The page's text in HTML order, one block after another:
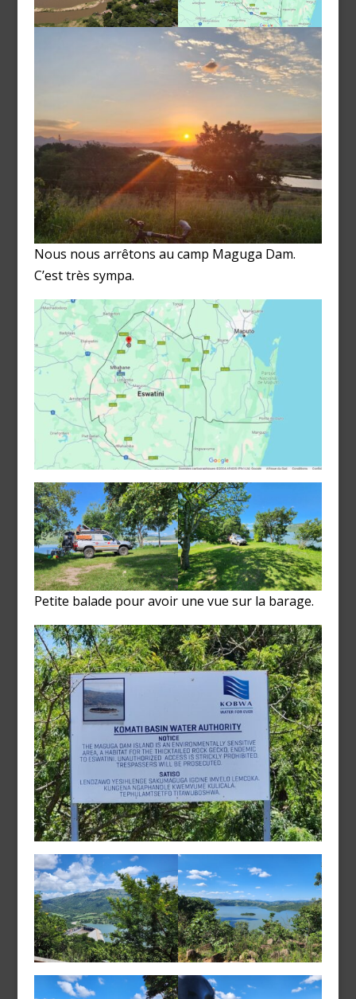
Nous nous arrêtons au camp Maguga Dam.
C’est très sympa.
Petite balade pour avoir une vue sur la barage.